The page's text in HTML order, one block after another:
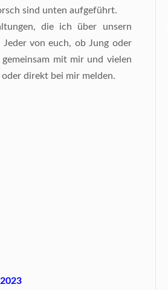
sind unten aufgeführt.
die ich über unsern
von euch, ob Jung oder
mit mir und vielen
direkt bei mir melden.